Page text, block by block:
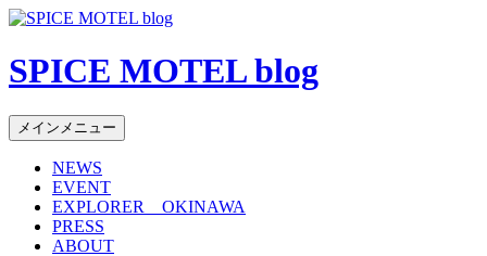
SPICE MOTEL blog
検
索
メインメニュー コ
ツ
NEWS
EVENT
EXPLORER OKINAWA
PRESS
ABOUT